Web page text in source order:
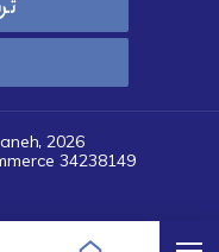
فهرست
2026
34238149